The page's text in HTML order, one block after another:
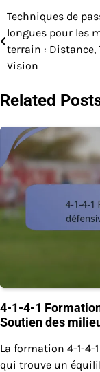
Post
navigation
Techniques de
longues pour les
terrain : Distance,
Vision
Related
4-1-4-1
Soutien des
La formation 4-1-4-
qui trouve un